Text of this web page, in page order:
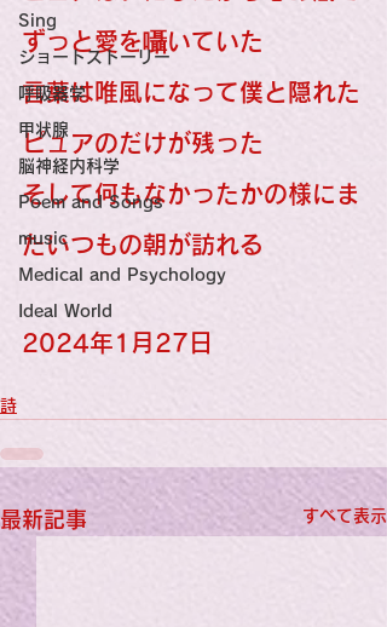
Sing
ショートストーリー
呼吸器学
甲状腺
脳神経内科学
Poem and Songs
music
Medical and Psychology
Ideal World
ずっと愛を囁いていた
言葉は唯風になって僕と隠れた
ピュアのだけが残った
そして何もなかったかの様にま
たいつもの朝が訪れる
2024年1月27日
詩
最新記事 すべて表示